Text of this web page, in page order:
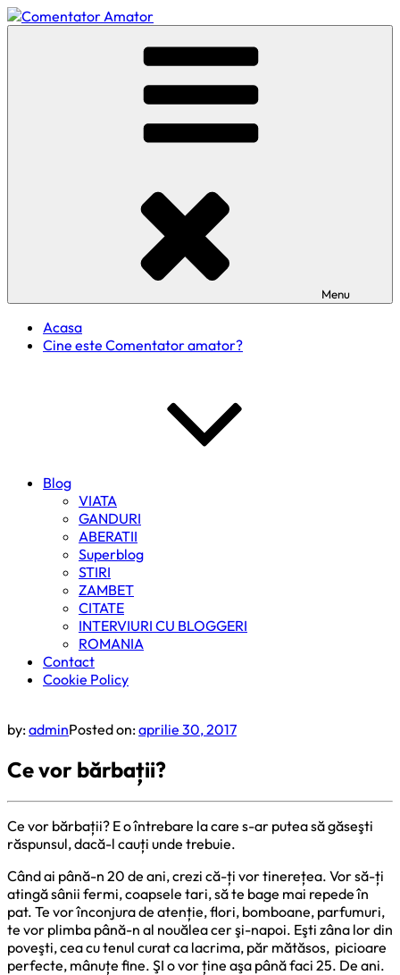
Skip
to
Menu
Acasa
Cine este Comentator amator?
Blog
VIATA
GANDURI
ABERATII
Superblog
STIRI
ZAMBET
CITATE
INTERVIURI CU BLOGGERI
ROMANIA
Contact
Cookie Policy
by:adminPosted on:aprilie 30, 2017
Ce vor bărbații?
Ce vor bărbații? E o întrebare la care s-ar putea să găseşti
răspunsul, dacă-l cauți unde trebuie.
Când ai până-n 20 de ani, crezi că-ți vor tinerețea. Vor să-ți
atingă sânii fermi, coapsele tari, să te bage mai repede în
pat. Te vor înconjura de atenție, flori, bomboane, parfumuri,
te vor plimba până-n al nouălea cer şi-napoi. Eşti zâna lor din
poveşti, cea cu tenul curat ca lacrima, păr mătăsos, picioare
perfecte, mânuțe fine. ŞI o vor ține aşa până faci 25. De ani.